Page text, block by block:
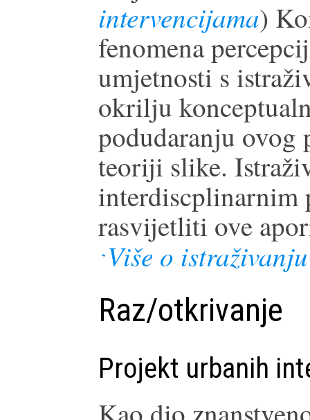
intervencijama)
fenomena
umjetnosti s
okrilju
podudaranju ovog
teoriji slike.
interdiscplinarnim
rasvijetliti ove
Više o istraživanju
Raz/otkrivanje
Projekt urbanih